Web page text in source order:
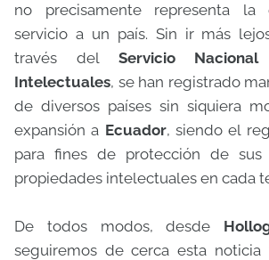
no precisamente representa
servicio a un país. Sin ir más
través del Servicio
Intelectuales, se han registrado
de diversos países sin siquiera
expansión a Ecuador, siendo el
para fines de protección de sus
propiedades intelectuales en cada
De todos modos, desde
seguiremos de cerca esta